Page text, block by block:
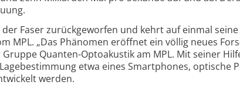
der Faser zurück­ge­worfen und kehrt auf einmal
MPL. „Das Phänomen eröffnet ein völlig neues
Quanten-Opto­akustik am MPL. Mit seiner
etwa eines Smartphones, optische
werden.